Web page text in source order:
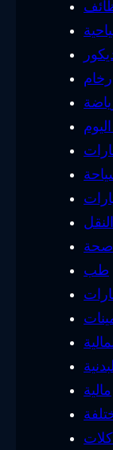
رخام
صحة
طب
مالية